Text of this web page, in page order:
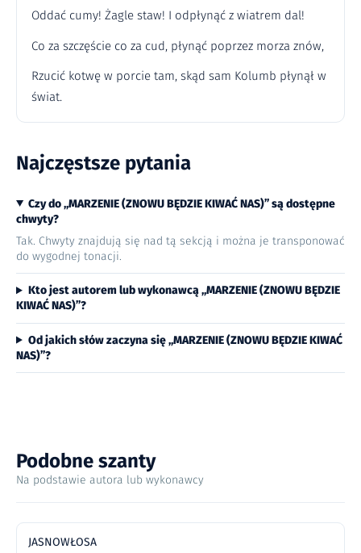
Oddać cumy! Żagle staw! I odpłynąć z wiatrem dal!
Co za szczęście co za cud, płynąć poprzez morza znów,
Rzucić kotwę w porcie tam, skąd sam Kolumb płynął w
świat.
Najczęstsze pytania
Czy do „MARZENIE (ZNOWU BĘDZIE KIWAĆ NAS)” są dostępne
chwyty?
Tak. Chwyty znajdują się nad tą sekcją i można je transponować
do wygodnej tonacji.
Kto jest autorem lub wykonawcą „MARZENIE (ZNOWU BĘDZIE
KIWAĆ NAS)”?
Od jakich słów zaczyna się „MARZENIE (ZNOWU BĘDZIE KIWAĆ
NAS)”?
Podobne szanty
Na podstawie autora lub wykonawcy
JASNOWŁOSA